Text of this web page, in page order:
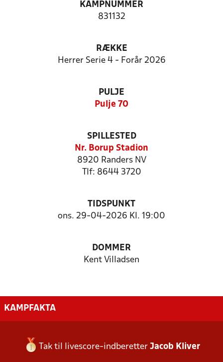
KAMPNUMMER
831132
RÆKKE
Herrer Serie 4 - Forår 2026
PULJE
Pulje 70
SPILLESTED
Nr. Borup Stadion
8920 Randers NV
Tlf: 8644 3720
TIDSPUNKT
ons. 29-04-2026 Kl. 19:00
DOMMER
Kent Villadsen
KAMPFAKTA
Tak til livescore-indberetter Jacob Kliver